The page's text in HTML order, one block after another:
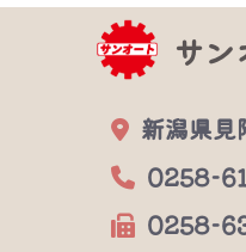
サン
新潟県見
0258-
0258-